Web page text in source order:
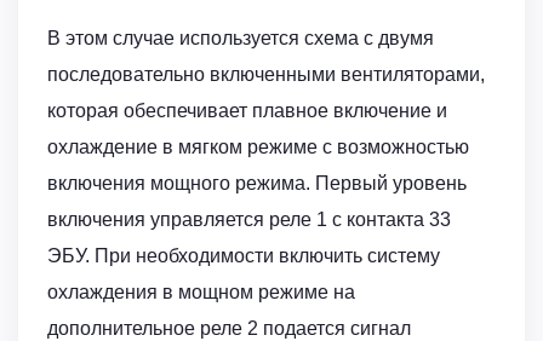
В этом случае используется схема с двумя
последовательно включенными вентиляторами,
которая обеспечивает плавное включение и
охлаждение в мягком режиме с возможностью
включения мощного режима. Первый уровень
включения управляется реле 1 с контакта 33
ЭБУ. При необходимости включить систему
охлаждения в мощном режиме на
дополнительное реле 2 подается сигнал